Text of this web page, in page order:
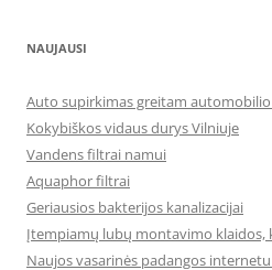
NAUJAUSI
Auto supirkimas greitam
Kokybiškos vidaus durys Vilniuje
Vandens filtrai namui
Aquaphor filtrai
Geriausios bakterijos kanalizacijai
Įtempiamų lubų montavimo klaidos,
Naujos vasarinės padangos